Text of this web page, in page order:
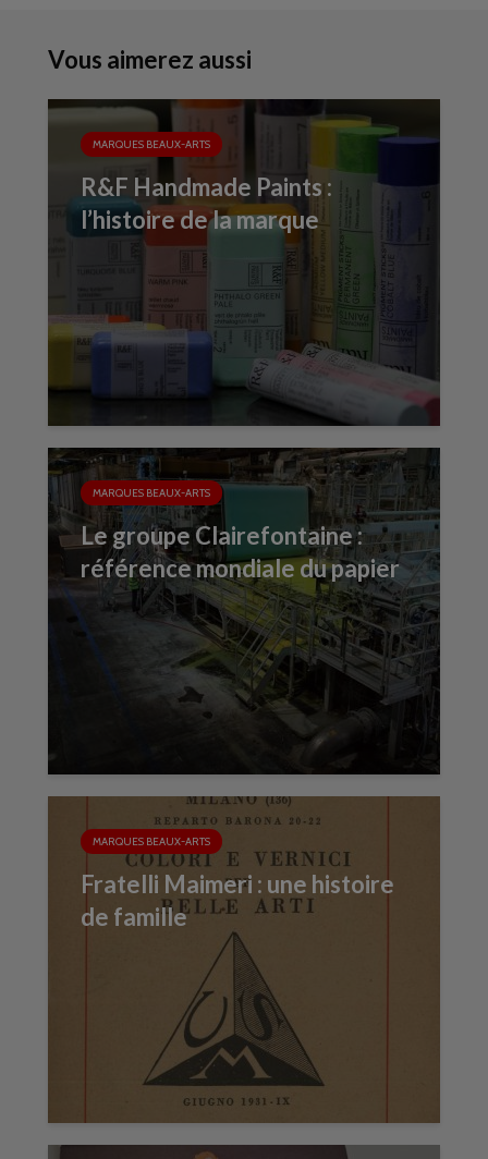
Vous aimerez aussi
MARQUES BEAUX-ARTS
R&F Handmade Paints :
l’histoire de la marque
MARQUES BEAUX-ARTS
Le groupe Clairefontaine :
référence mondiale du papier
MARQUES BEAUX-ARTS
Fratelli Maimeri : une histoire
de famille